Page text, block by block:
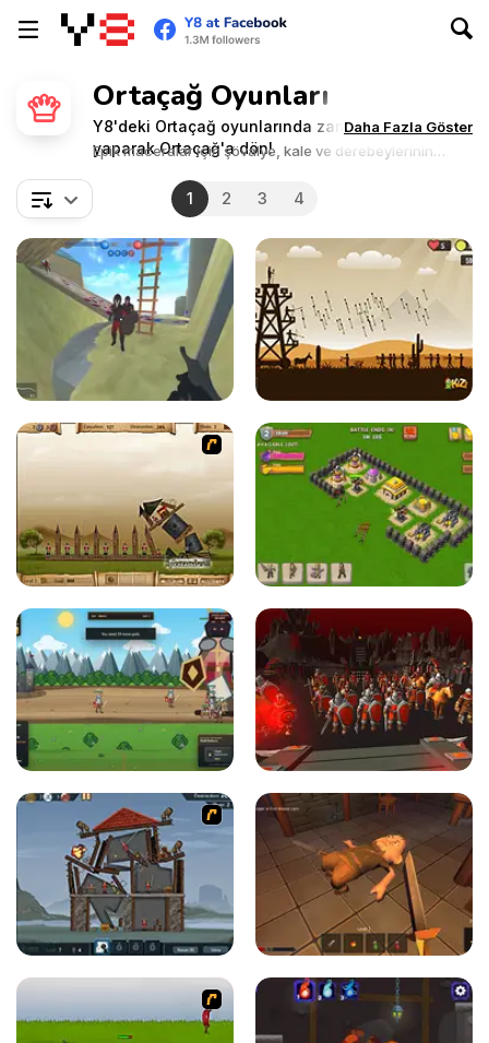
Ortaçağ Oyunları
Y8'deki Ortaçağ oyunlarında zamanda yolculuk
yaparak Ortaçağ'a dön!
Epik maceralar için şövalye, kale ve derebeylerinin
Daha Fazla Göster
1 2 3 4